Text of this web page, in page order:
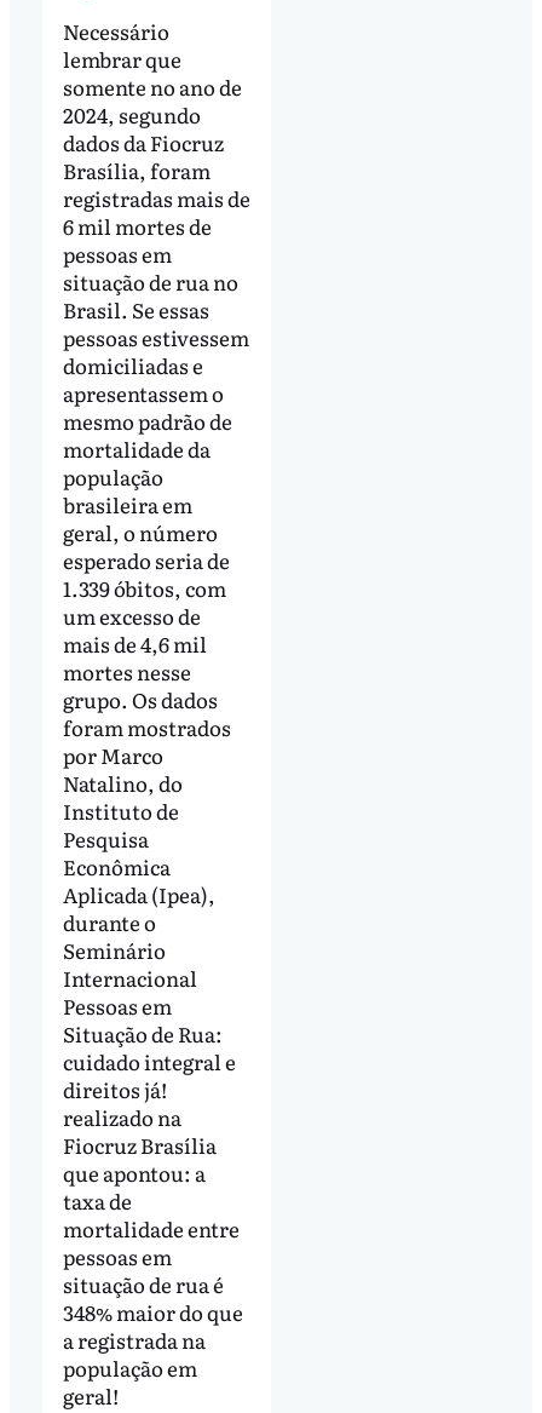
Necessário
lembrar que
somente no ano de
2024, segundo
dados da Fiocruz
Brasília, foram
registradas mais de
6 mil mortes de
pessoas em
situação de rua no
Brasil. Se essas
pessoas estivessem
domiciliadas e
apresentassem o
mesmo padrão de
mortalidade da
população
brasileira em
geral, o número
esperado seria de
1.339 óbitos, com
um excesso de
mais de 4,6 mil
mortes nesse
grupo. Os dados
foram mostrados
por Marco
Natalino, do
Instituto de
Pesquisa
Econômica
Aplicada (Ipea),
durante o
Seminário
Internacional
Pessoas em
Situação de Rua:
cuidado integral e
direitos já!
realizado na
Fiocruz Brasília
que apontou: a
taxa de
mortalidade entre
pessoas em
situação de rua é
348% maior do que
a registrada na
população em
geral!